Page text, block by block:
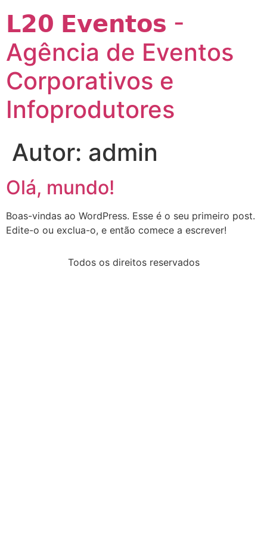
𝗟𝟮𝟬 𝗘𝘃𝗲𝗻𝘁𝗼𝘀 -
Agência de Eventos
Corporativos e
Infoprodutores
Autor: admin
Olá, mundo!
Boas-vindas ao WordPress. Esse é o seu primeiro post.
Edite-o ou exclua-o, e então comece a escrever!
Todos os direitos reservados